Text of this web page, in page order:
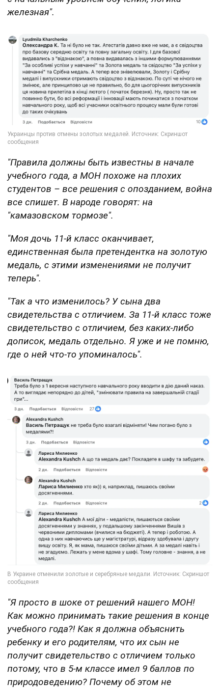
железная".
"Правила должны быть известны в начале
учебного года, а МОН похоже на плохих
студентов – все решения с опозданием, война
все спишет. В народе говорят: на
"камазовском тормозе".
"Моя дочь 11-й класс оканчивает,
единственная была претендентка на золотую
медаль, с этими изменениями не получит
теперь".
"Так а что изменилось? У сына два
свидетельства с отличием. За 11-й класс тоже
свидетельство с отличием, без каких-либо
дописок, медаль отдельно. Я уже и не помню,
где о ней что-то упоминалось".
"Я просто в шоке от решений нашего МОН!
Как можно принимать такие решения в конце
учебного года?! Как я должна объяснить
ребенку и его родителям, что их сын не
получит свидетельство с отличием только
потому, что в 5-м классе имел 9 баллов по
природоведению? Почему об этом не